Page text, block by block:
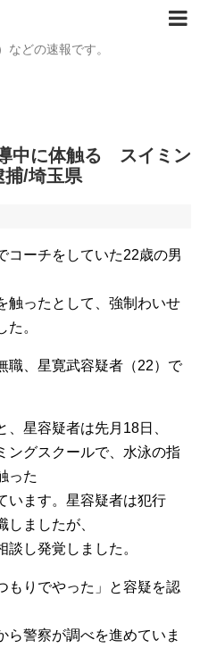
どの速報です。
中に体触る スイミン
捕/埼玉県
コーチをしていた22歳の男
触ったとして、強制わいせ
。
職、星寛武容疑者（22）で
星容疑者は先月18日、
ングスクールで、水泳の指
った
います。星容疑者は犯行
ましたが、
し発覚しました。
もりでやった」と容疑を認
ら警察が調べを進めていま